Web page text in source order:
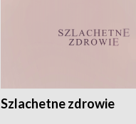
Szlachetne zdrowie